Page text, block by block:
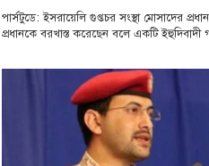
পার্সটুডে: ইসরায়েলি গুপ্তচর সংস্থা মোসাদের
প্রধানকে বরখাস্ত করেছেন বলে একটি ইহুদিবাদী